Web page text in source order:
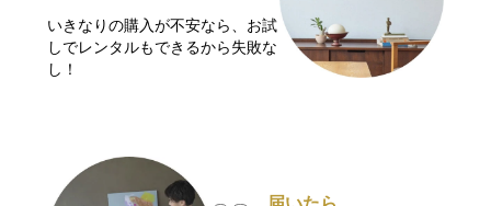
いきなりの購入が不安なら、お試
しでレンタルもできるから失敗な
し！